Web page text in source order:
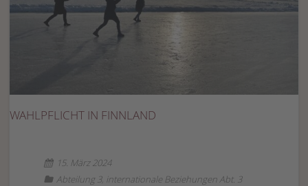
WAHLPFLICHT IN FINNLAND
15. März 2024
Abteilung 3, internationale Beziehungen Abt. 3